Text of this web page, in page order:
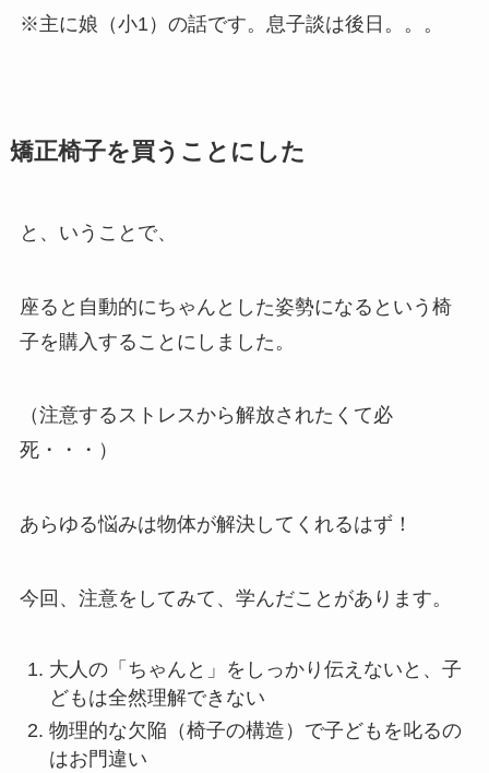
※主に娘（小1）の話です。息子談は後日。。。
矯正椅子を買うことにした
と、いうことで、
座ると自動的にちゃんとした姿勢になるという椅
子を購入することにしました。
（注意するストレスから解放されたくて必
死・・・）
あらゆる悩みは物体が解決してくれるはず！
今回、注意をしてみて、学んだことがあります。
大人の「ちゃんと」をしっかり伝えないと、子
どもは全然理解できない
物理的な欠陥（椅子の構造）で子どもを叱るの
はお門違い